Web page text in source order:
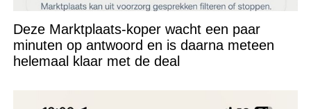
Deze Marktplaats-koper wacht een paar
minuten op antwoord en is daarna meteen
helemaal klaar met de deal